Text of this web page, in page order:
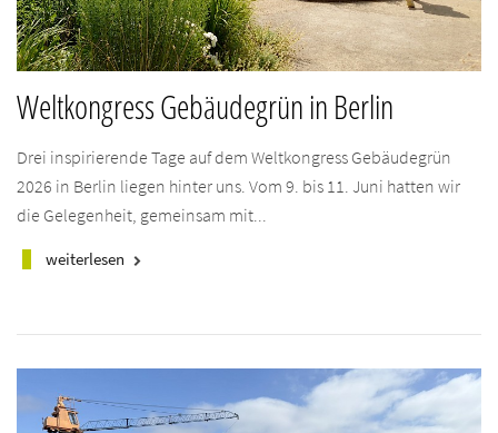
Weltkongress Gebäudegrün in Berlin
Drei inspirierende Tage auf dem Weltkongress Gebäudegrün
2026 in Berlin liegen hinter uns. Vom 9. bis 11. Juni hatten wir
die Gelegenheit, gemeinsam mit...
weiterlesen keyboard_arrow_right